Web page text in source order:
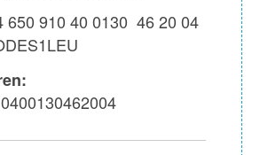
650 910 40 0130 46 20 04